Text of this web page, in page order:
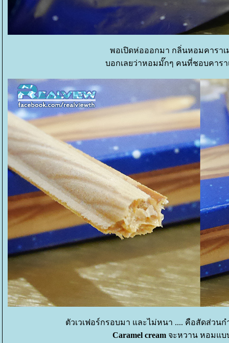
พอเปิดห่อออกมา กลิ่นหอมคารา
บอกเลยว่าหอมมั๊กๆ คนที่ชอบคาร
ตัวเวเฟอร์กรอบมา และไม่หนา .... คือสัดส่วนก
Caramel cream จะหวาน หอมแบ